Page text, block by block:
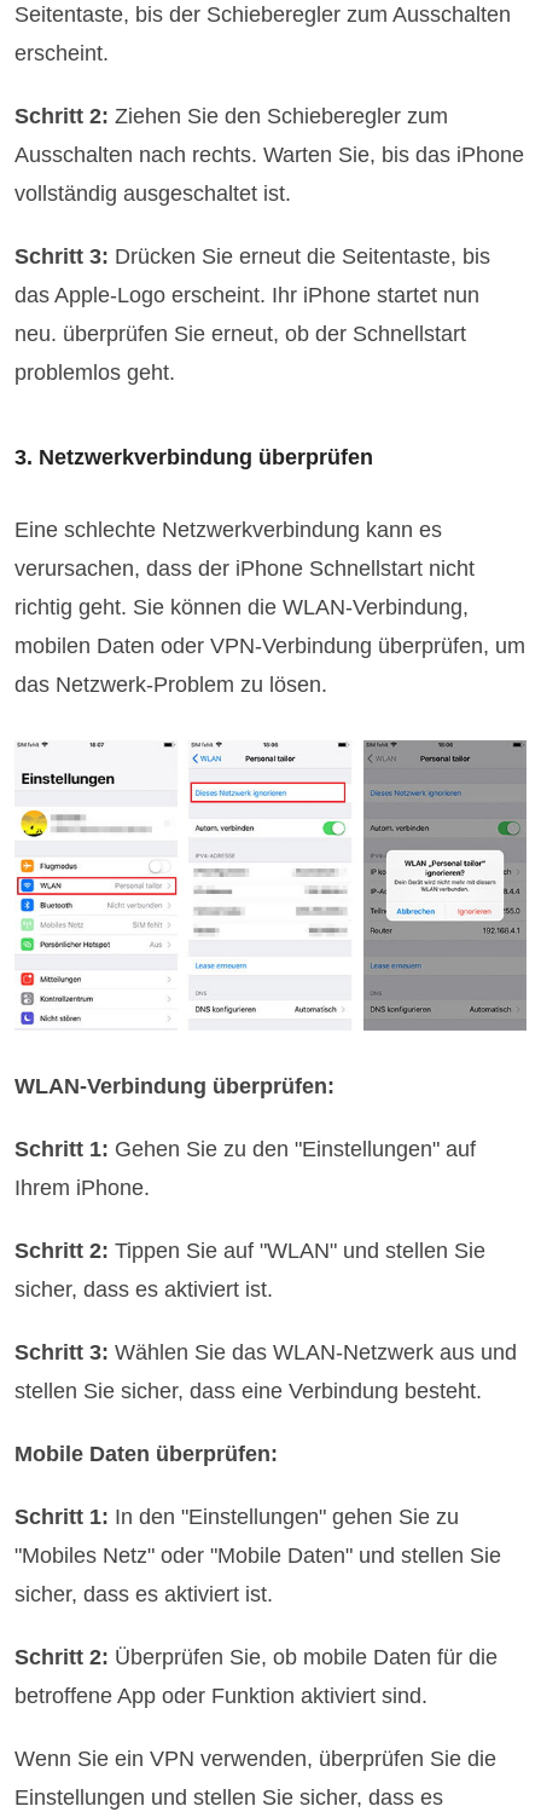
Seitentaste, bis der Schieberegler zum Ausschalten
erscheint.
Schritt 2: Ziehen Sie den Schieberegler zum
Ausschalten nach rechts. Warten Sie, bis das iPhone
vollständig ausgeschaltet ist.
Schritt 3: Drücken Sie erneut die Seitentaste, bis
das Apple-Logo erscheint. Ihr iPhone startet nun
neu. überprüfen Sie erneut, ob der Schnellstart
problemlos geht.
3. Netzwerkverbindung überprüfen
Eine schlechte Netzwerkverbindung kann es
verursachen, dass der iPhone Schnellstart nicht
richtig geht. Sie können die WLAN-Verbindung,
mobilen Daten oder VPN-Verbindung überprüfen, um
das Netzwerk-Problem zu lösen.
WLAN-Verbindung überprüfen:
Schritt 1: Gehen Sie zu den "Einstellungen" auf
Ihrem iPhone.
Schritt 2: Tippen Sie auf "WLAN" und stellen Sie
sicher, dass es aktiviert ist.
Schritt 3: Wählen Sie das WLAN-Netzwerk aus und
stellen Sie sicher, dass eine Verbindung besteht.
Mobile Daten überprüfen:
Schritt 1: In den "Einstellungen" gehen Sie zu
"Mobiles Netz" oder "Mobile Daten" und stellen Sie
sicher, dass es aktiviert ist.
Schritt 2: Überprüfen Sie, ob mobile Daten für die
betroffene App oder Funktion aktiviert sind.
Wenn Sie ein VPN verwenden, überprüfen Sie die
Einstellungen und stellen Sie sicher, dass es